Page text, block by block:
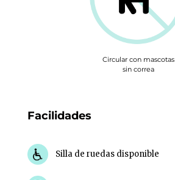
Circular con mascotas
sin correa
Facilidades
Silla de ruedas disponible